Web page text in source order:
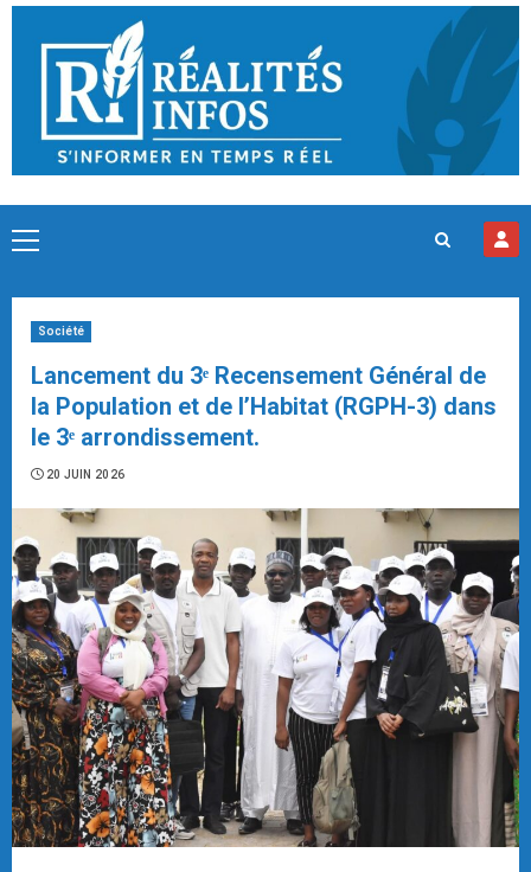
Skip
content
Primary
Société
Lancement du 3ᵉ Recensement Général de
la Population et de l’Habitat (RGPH-3) dans
le 3ᵉ arrondissement.
20 JUIN 2026